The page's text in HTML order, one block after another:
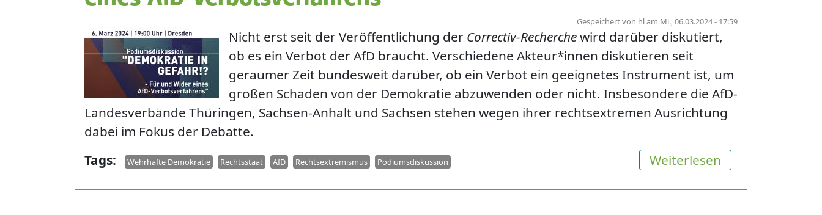
Gespeichert von hlam Mi., 06.03.2024 - 17:59
Nicht erst seit der Veröffentlichung der Correctiv-Recherchewird darüber diskutiert,
ob es ein Verbot der AfD braucht. Verschiedene Akteur*innen diskutieren seit
geraumer Zeit bundesweit darüber, ob ein Verbot ein geeignetes Instrument ist, um
großen Schaden von der Demokratie abzuwenden oder nicht. Insbesondere die AfD-
Landesverbände Thüringen, Sachsen-Anhalt und Sachsen stehen wegen ihrer rechtsextremen Ausrichtung
dabei im Fokus der Debatte.
Weiterlesenüber
Tags Wehrhafte Demokratie Rechtsstaat AfD Rechtsextremismus Podiumsdiskussion